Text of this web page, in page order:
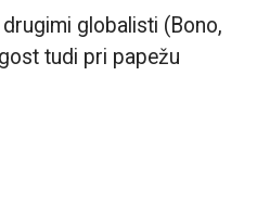
globalisti (Bono,
tudi pri papežu